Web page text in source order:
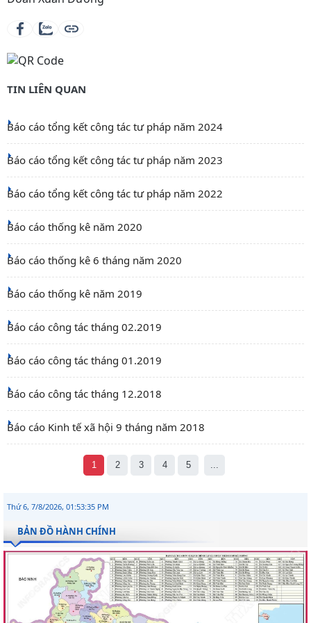
TIN LIÊN QUAN
Báo cáo tổng kết công tác tư pháp năm 2024
Báo cáo tổng kết công tác tư pháp năm 2023
Báo cáo tổng kết công tác tư pháp năm 2022
Báo cáo thống kê năm 2020
Báo cáo thống kê 6 tháng năm 2020
Báo cáo thống kê năm 2019
Báo cáo công tác tháng 02.2019
Báo cáo công tác tháng 01.2019
Báo cáo công tác tháng 12.2018
Báo cáo Kinh tế xã hội 9 tháng năm 2018
1 2 3 4 5
Thứ 6, 7/8/2026, 01:53:35 PM
BẢN ĐỒ HÀNH CHÍNH